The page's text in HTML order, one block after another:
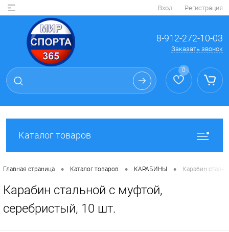
Вход Регистрация
8-912-272-10-03
Заказать звонок
0
Каталог товаров
Главная страница • Каталог товаров • КАРАБИНЫ • Карабин
Карабин стальной с муфтой,
серебристый, 10 шт.